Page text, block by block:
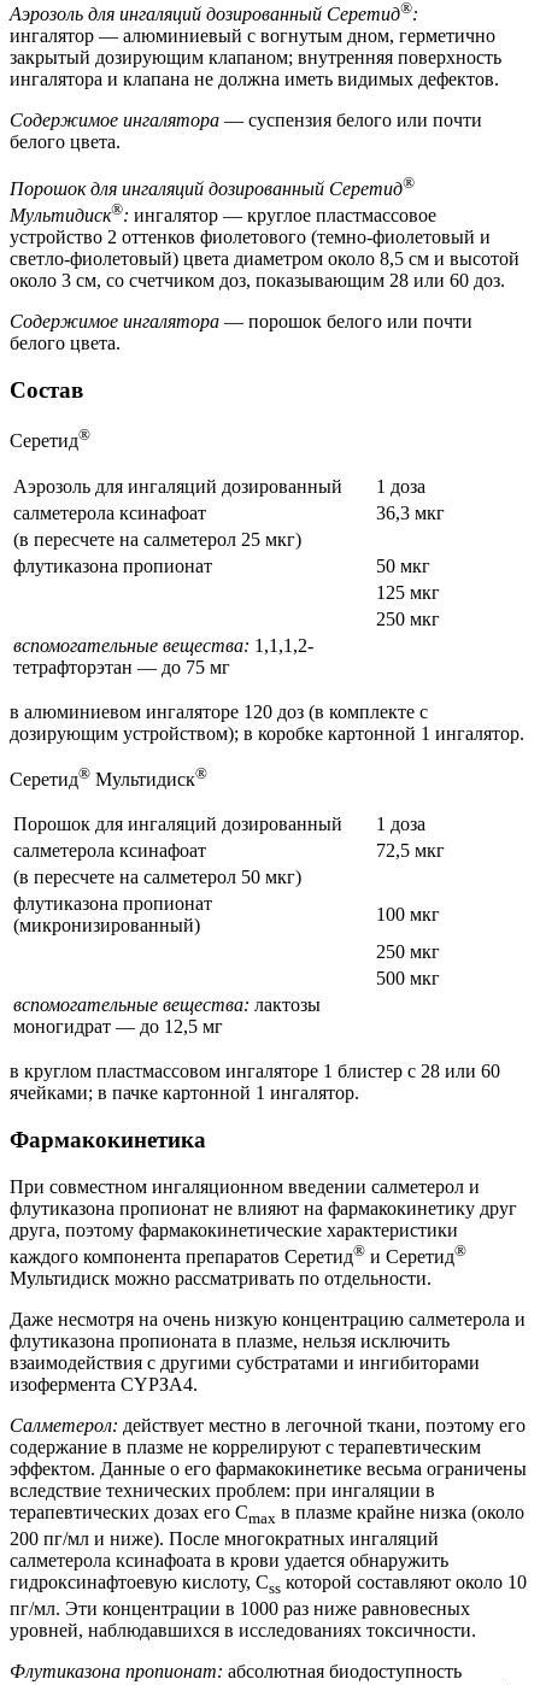
Аэрозоль для ингаляций дозированный Серетид®:
ингалятор — алюминиевый с вогнутым дном, герметично
закрытый дозирующим клапаном; внутренняя поверхность
ингалятора и клапана не должна иметь видимых дефектов.
Содержимое ингалятора — суспензия белого или почти
белого цвета.
Порошок для ингаляций дозированный Серетид®
Мультидиск®: ингалятор — круглое пластмассовое
устройство 2 оттенков фиолетового (темно-фиолетовый и
светло-фиолетовый) цвета диаметром около 8,5 см и высотой
около 3 см, со счетчиком доз, показывающим 28 или 60 доз.
Содержимое ингалятора — порошок белого или почти
белого цвета.
Состав
Серетид®
Аэрозоль для ингаляций дозированный
1 доза
салметерола ксинафоат
36,3 мкг
(в пересчете на салметерол 25 мкг)
флутиказона пропионат
50 мкг
125 мкг
250 мкг
вспомогательные вещества: 1,1,1,2-
тетрафторэтан — до 75 мг
в алюминиевом ингаляторе 120 доз (в комплекте с
дозирующим устройством); в коробке картонной 1 ингалятор.
Серетид® Мультидиск®
Порошок для ингаляций дозированный
1 доза
салметерола ксинафоат
72,5 мкг
(в пересчете на салметерол 50 мкг)
флутиказона пропионат
(микронизированный)
100 мкг
250 мкг
500 мкг
вспомогательные вещества: лактозы
моногидрат — до 12,5 мг
в круглом пластмассовом ингаляторе 1 блистер с 28 или 60
ячейками; в пачке картонной 1 ингалятор.
Фармакокинетика
При совместном ингаляционном введении салметерол и
флутиказона пропионат не влияют на фармакокинетику друг
друга, поэтому фармакокинетические характеристики
каждого компонента препаратов Серетид® и Серетид®
Мультидиск можно рассматривать по отдельности.
Даже несмотря на очень низкую концентрацию салметерола и
флутиказона пропионата в плазме, нельзя исключить
взаимодействия с другими субстратами и ингибиторами
изофермента CYPЗА4.
Салметерол: действует местно в легочной ткани, поэтому его
содержание в плазме не коррелируют с терапевтическим
эффектом. Данные о его фармакокинетике весьма ограничены
вследствие технических проблем: при ингаляции в
терапевтических дозах его Cmax в плазме крайне низка (около
200 пг/мл и ниже). После многократных ингаляций
салметерола ксинафоата в крови удается обнаружить
гидроксинафтоевую кислоту, Css которой составляют около 10
пг/мл. Эти концентрации в 1000 раз ниже равновесных
уровней, наблюдавшихся в исследованиях токсичности.
Флутиказона пропионат: абсолютная биодоступность